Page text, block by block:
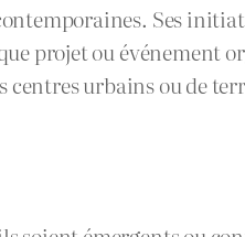
Ses
projet ou événement
centres urbains ou de